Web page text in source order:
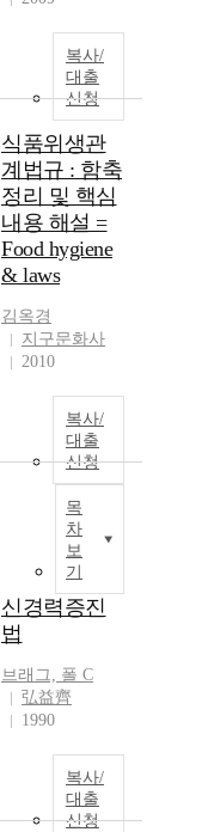
복사/
대출
신청
식품위생관
계법규 : 함축
정리 및 핵심
내용 해설 =
Food hygiene
& laws
김옥경
지구문화사
2010
복사/
대출
신청
목
차
보
기
신경력증진
법
브래그, 폴 C
弘益齊
1990
복사/
대출
신청